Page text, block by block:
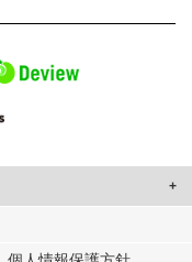
わせたコンテンツや広告の